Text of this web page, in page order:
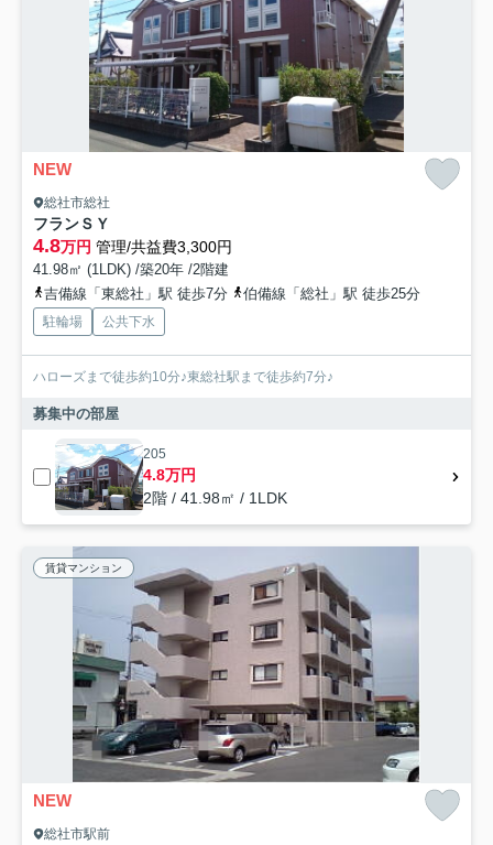
NEW
総社市総社
フランＳＹ
4.8万円 管理/共益費3,300円
41.98㎡ (1LDK) /築20年 /2階建
吉備線「東総社」駅 徒歩7分
伯備線「総社」駅 徒歩25分
駐輪場 公共下水
ハローズまで徒歩約10分♪東総社駅まで徒歩約7分♪
募集中の部屋
205
4.8万円
2階 / 41.98㎡ / 1LDK
賃貸マンション
NEW
総社市駅前